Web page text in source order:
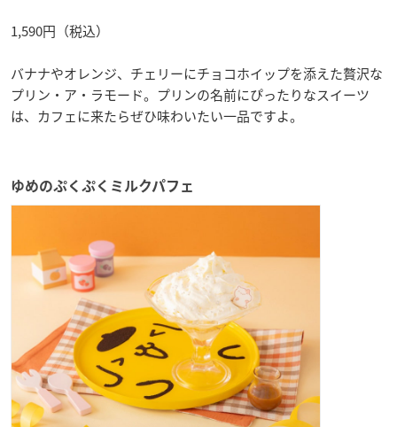
1,590円（税込）
バナナやオレンジ、チェリーにチョコホイップを添えた贅沢な
プリン・ア・ラモード。プリンの名前にぴったりなスイーツ
は、カフェに来たらぜひ味わいたい一品ですよ。
ゆめのぷくぷくミルクパフェ